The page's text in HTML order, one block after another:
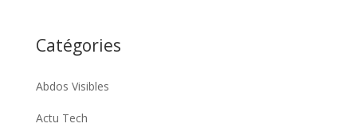
Catégories
Abdos Visibles
Actu Tech